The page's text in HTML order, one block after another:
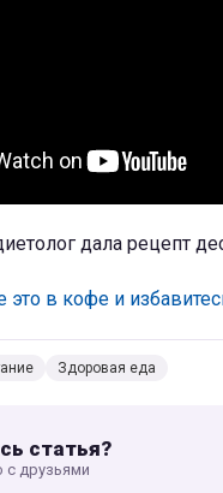
дала рецепт
это в кофе и
Здоровая еда
статья?
с друзьями